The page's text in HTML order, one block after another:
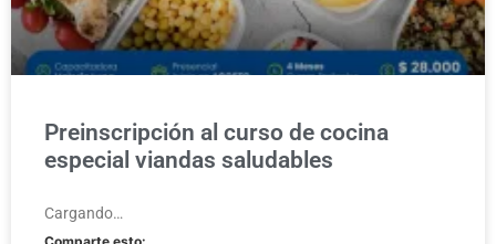
Preinscripción al curso de cocina
especial viandas saludables
Cargando…